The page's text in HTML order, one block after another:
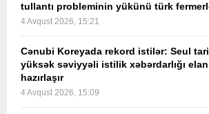
tullantı probleminin yükünü türk
4 Avqust 2026, 15:21
Cənubi Koreyada rekord istilər: Seul
yüksək səviyyəli istilik xəbərdarlığı
hazırlaşır
4 Avqust 2026, 15:09